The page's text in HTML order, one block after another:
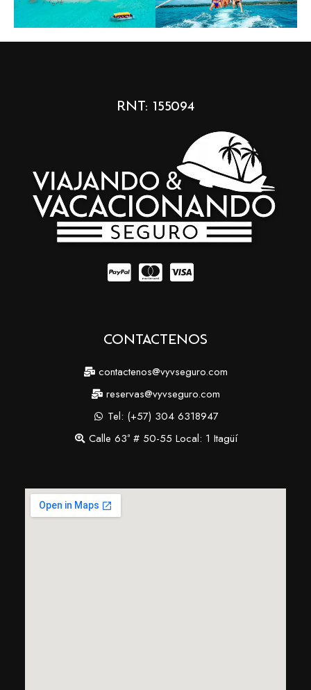
RNT: 155094
Contáctenos
contactenos@vyvseguro.com
reservas@vyvseguro.com
Tel: (+57) 304 6318947
Calle 63ª # 50-55 Local: 1 Itagüí